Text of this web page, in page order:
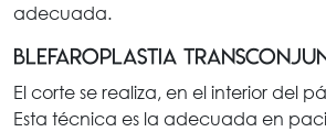
adecuada.
Blefaroplastia
El corte se realiza, en el interior del
Esta técnica es la adecuada en